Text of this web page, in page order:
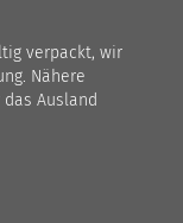
verpackt, wir
Nähere
Ausland